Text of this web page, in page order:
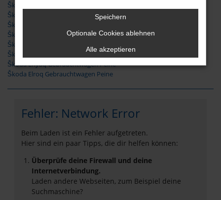
Škoda Karoq Gebrauchtwagen Peine
Škoda Kodiaq Gebrauchtwagen Peine
Škoda Octavia Gebrauchtwagen Peine
Škoda Superb Gebrauchtwagen Peine
Škoda Kamiq Gebrauchtwagen Peine
Škoda Scala Gebrauchtwagen Peine
Škoda Enyaq Gebrauchtwagen Peine
Škoda Elroq Gebrauchtwagen Peine
Fehler: Network Error
Beim Laden ist ein Fehler aufgetreten.
Hier sind ein paar Tipps, die dir helfen können:
Überprüfe deine Firewall und deine
Internetverbindung.
Laden andere Webseiten, zum Beispiel deine
Suchmaschine?
Speichern
Optionale Cookies ablehnen
Alle akzeptieren